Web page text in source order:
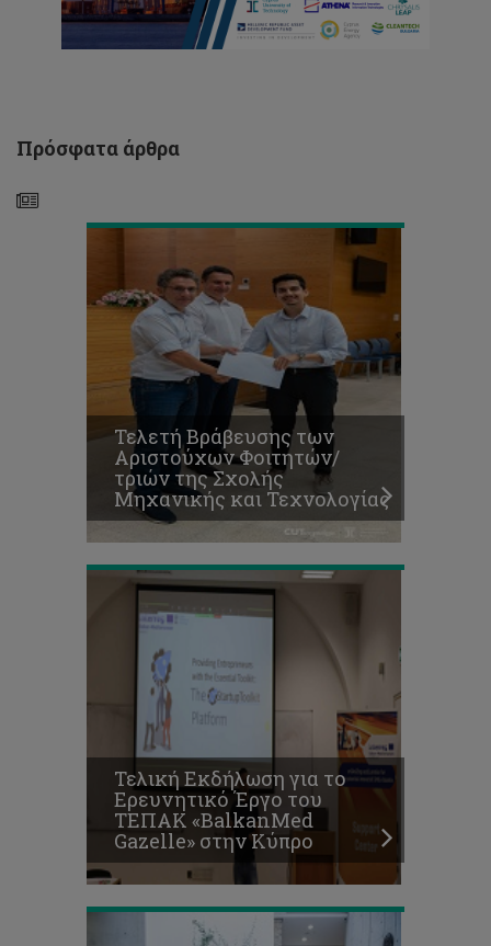
Πρόσφατα άρθρα
των
Αριστούχων
Φοιτητών/
Μηχανικής
και
Τελετή Βράβευσης των
Αριστούχων Φοιτητών/
τριών της Σχολής
Μηχανικής και Τεχνολογίας
Τελική
Εκδήλωση
για
το
Ερευνητικό
Έργο
του
ΤΕΠΑΚ
«BalkanMed
Gazelle»
στην
Κύπρο
Τελική Εκδήλωση για το
Ερευνητικό Έργο του
ΤΕΠΑΚ «BalkanMed
Gazelle» στην Κύπρο
Τελετή
βράβευσης
των
πρωτεύσαντων
φοιτητών/
πρωτευσασών
φοιτητριών
Σχολής
Γεωτεχνικών
Επιστημών
και
Διαχείρισης
Περιβάλλοντος